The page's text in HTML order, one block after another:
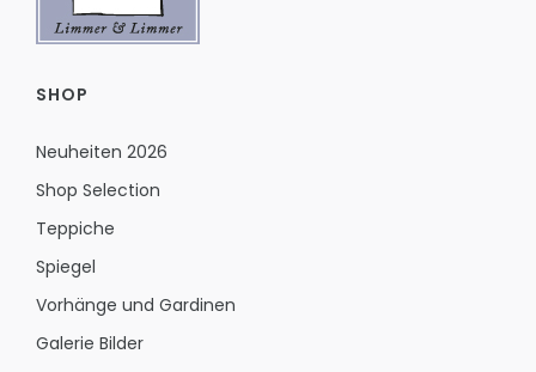
SHOP
Neuheiten 2026
Shop Selection
Teppiche
Spiegel
Vorhänge und Gardinen
Galerie Bilder